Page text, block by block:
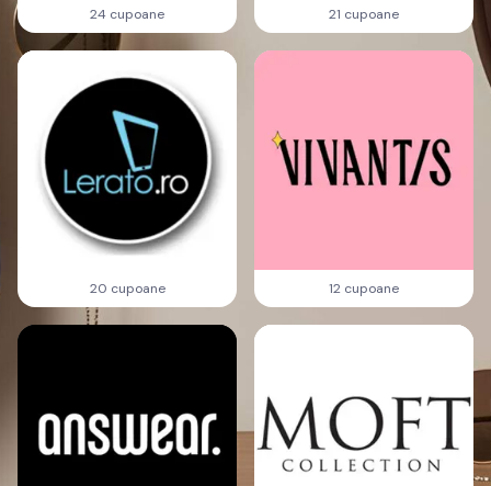
24 cupoane 21 cupoane
20 cupoane 12 cupoane